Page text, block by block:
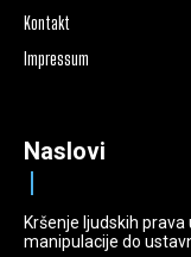
Kontakt
Impressum
Naslovi
Kršenje ljudskih
manipulacije do